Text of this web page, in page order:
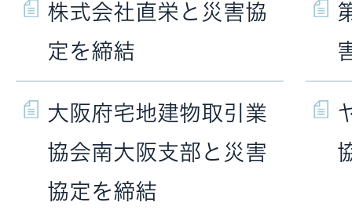
株式会社直栄と災害協
定を締結
大阪府宅地建物取引業
協会南大阪支部と災害
協定を締結